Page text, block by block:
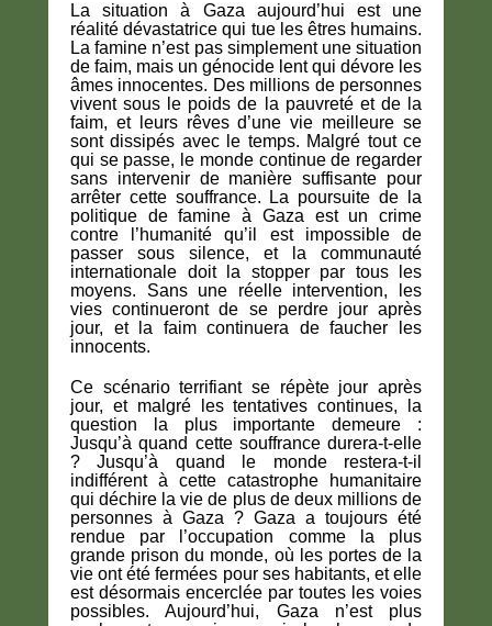
La situation à Gaza aujourd’hui est une
réalité dévastatrice qui tue les êtres humains.
La famine n’est pas simplement une situation
de faim, mais un génocide lent qui dévore les
âmes innocentes. Des millions de personnes
vivent sous le poids de la pauvreté et de la
faim, et leurs rêves d’une vie meilleure se
sont dissipés avec le temps. Malgré tout ce
qui se passe, le monde continue de regarder
sans intervenir de manière suffisante pour
arrêter cette souffrance. La poursuite de la
politique de famine à Gaza est un crime
contre l’humanité qu’il est impossible de
passer sous silence, et la communauté
internationale doit la stopper par tous les
moyens. Sans une réelle intervention, les
vies continueront de se perdre jour après
jour, et la faim continuera de faucher les
innocents.
Ce scénario terrifiant se répète jour après
jour, et malgré les tentatives continues, la
question la plus importante demeure :
Jusqu’à quand cette souffrance durera-t-elle
? Jusqu’à quand le monde restera-t-il
indifférent à cette catastrophe humanitaire
qui déchire la vie de plus de deux millions de
personnes à Gaza ? Gaza a toujours été
rendue par l’occupation comme la plus
grande prison du monde, où les portes de la
vie ont été fermées pour ses habitants, et elle
est désormais encerclée par toutes les voies
possibles. Aujourd’hui, Gaza n’est plus